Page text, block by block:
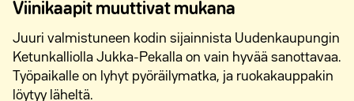
Viinikaapit muuttivat mukana
Juuri valmistuneen kodin sijainnista Uudenkaupungin
Ketunkalliolla Jukka-Pekalla on vain hyvää sanottavaa.
Työpaikalle on lyhyt pyöräilymatka, ja ruokakauppakin
löytyy läheltä.